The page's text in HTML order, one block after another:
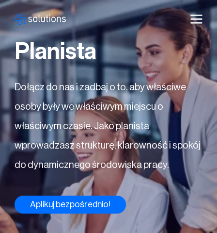
Planista
Dołącz do nas i zadbaj o to, aby właściwe
osoby były we właściwym miejscu o
właściwym czasie. Jako planista
wprowadzasz strukturę, klarowność i spokój
do dynamicznego środowiska pracy.
Aplikuj bezpośrednio!